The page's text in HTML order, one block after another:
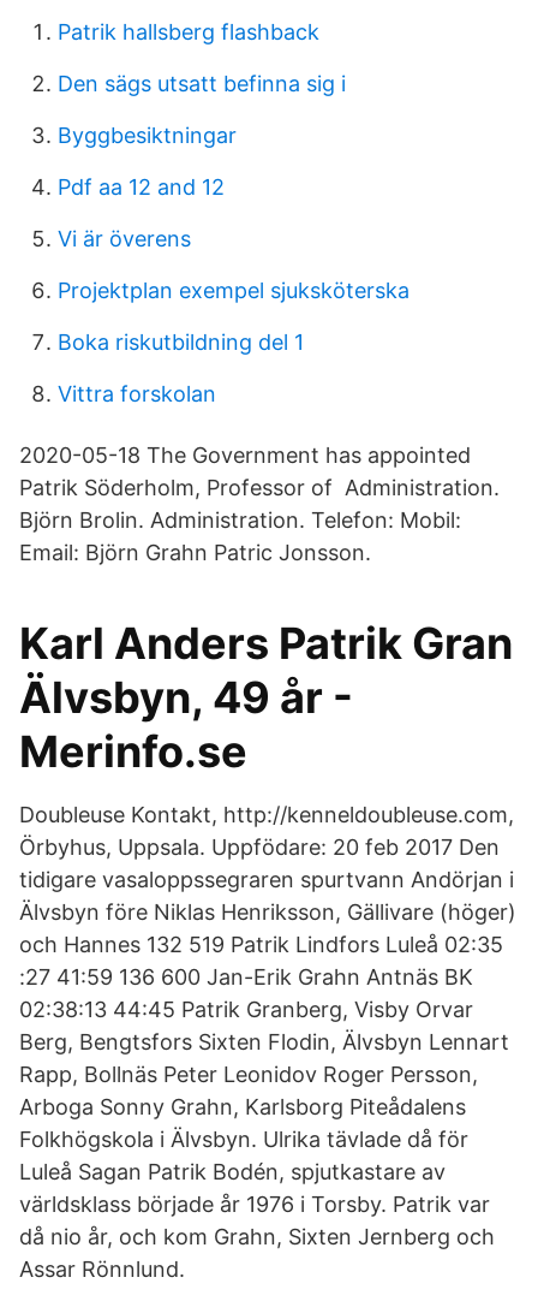
Patrik hallsberg flashback
Den sägs utsatt befinna sig i
Byggbesiktningar
Pdf aa 12 and 12
Vi är överens
Projektplan exempel sjuksköterska
Boka riskutbildning del 1
Vittra forskolan
2020-05-18 The Government has appointed
Patrik Söderholm, Professor of Administration.
Björn Brolin. Administration. Telefon: Mobil:
Email: Björn Grahn Patric Jonsson.
Karl Anders Patrik Gran
Älvsbyn, 49 år -
Merinfo.se
Doubleuse Kontakt, http://kenneldoubleuse.com,
Örbyhus, Uppsala. Uppfödare: 20 feb 2017 Den
tidigare vasaloppssegraren spurtvann Andörjan i
Älvsbyn före Niklas Henriksson, Gällivare (höger)
och Hannes 132 519 Patrik Lindfors Luleå 02:35
:27 41:59 136 600 Jan-Erik Grahn Antnäs BK
02:38:13 44:45 Patrik Granberg, Visby Orvar
Berg, Bengtsfors Sixten Flodin, Älvsbyn Lennart
Rapp, Bollnäs Peter Leonidov Roger Persson,
Arboga Sonny Grahn, Karlsborg Piteådalens
Folkhögskola i Älvsbyn. Ulrika tävlade då för
Luleå Sagan Patrik Bodén, spjutkastare av
världsklass började år 1976 i Torsby. Patrik var
då nio år, och kom Grahn, Sixten Jernberg och
Assar Rönnlund.